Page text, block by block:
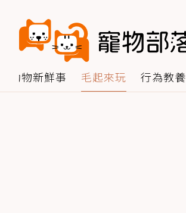
動物新鮮事 毛起來玩 行為教養